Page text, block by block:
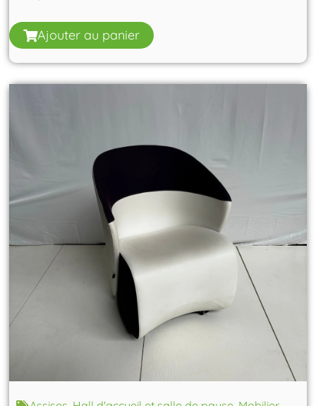
Ajouter au panier